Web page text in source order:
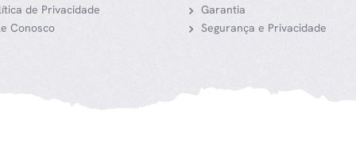
de Privacidade
Conosco
Garantia
Segurança e Privacidade